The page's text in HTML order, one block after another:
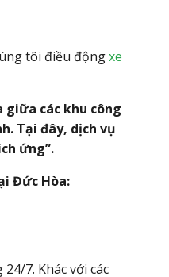
tôi điều độngxe
các khu công
Tại đây, dịch vụ
ứng”.
Đức Hòa:
7. Khác với các